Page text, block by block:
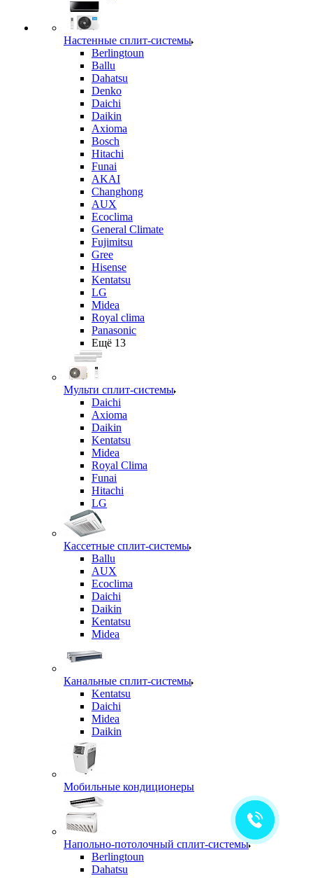
Настенные сплит-системы
Berlingtoun
Ballu
Dahatsu
Denko
Daichi
Daikin
Axioma
Bosch
Hitachi
Funai
AKAI
Changhong
AUX
Ecoclima
General Climate
Fujimitsu
Gree
Hisense
Kentatsu
LG
Midea
Royal clima
Panasonic
Ещё 13
Мульти сплит-системы
Daichi
Axioma
Daikin
Kentatsu
Midea
Royal Clima
Funai
Hitachi
LG
Кассетные сплит-системы
Ballu
AUX
Ecoclima
Daichi
Daikin
Kentatsu
Midea
Канальные сплит-системы
Kentatsu
Daichi
Midea
Daikin
Мобильные кондиционеры
Напольно-потолочный сплит-системы
Berlingtoun
Dahatsu